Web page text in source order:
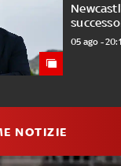
05 ago -
NOTIZIE